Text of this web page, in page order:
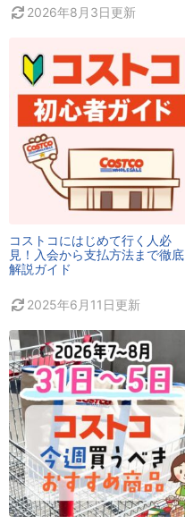
2026年8月3日更新
コストコにはじめて行く人必
見！入会から支払方法まで徹底
解説ガイド
2025年6月11日更新